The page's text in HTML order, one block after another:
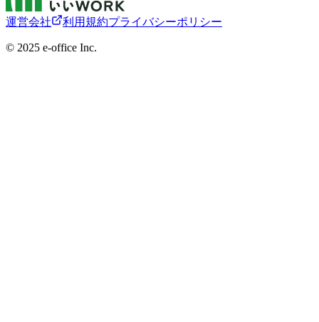
運営会社 利用規約プライバシーポリシー
©︎ 2025 e-office Inc.